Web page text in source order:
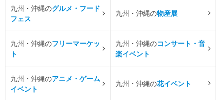
九州・沖縄のグルメ・フード
フェス
九州・沖縄の物産展
九州・沖縄のフリーマーケッ
ト
九州・沖縄のコンサート・音
楽イベント
九州・沖縄のアニメ・ゲーム
イベント
九州・沖縄の花イベント